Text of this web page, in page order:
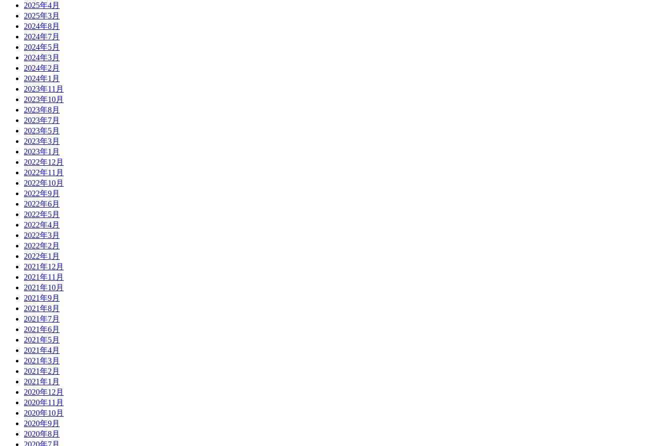
2025年4月
2025年3月
2024年8月
2024年7月
2024年5月
2024年3月
2024年2月
2024年1月
2023年11月
2023年10月
2023年8月
2023年7月
2023年5月
2023年3月
2023年1月
2022年12月
2022年11月
2022年10月
2022年9月
2022年6月
2022年5月
2022年4月
2022年3月
2022年2月
2022年1月
2021年12月
2021年11月
2021年10月
2021年9月
2021年8月
2021年7月
2021年6月
2021年5月
2021年4月
2021年3月
2021年2月
2021年1月
2020年12月
2020年11月
2020年10月
2020年9月
2020年8月